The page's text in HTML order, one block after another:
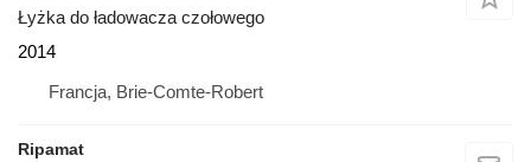
Łyżka do ładowacza czołowego
2014
Francja, Brie-Comte-Robert
Ripamat